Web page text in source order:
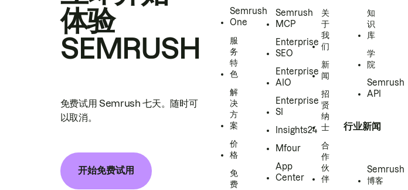
体验
SEMRUSH
免费试用 Semrush 七天。随时可
以取消。
开始免费试用
Semrush
One
服
务
特
色
解
决
方
案
价
格
免
费
Semrush
MCP
Enterprise
SEO
Enterprise
AIO
Enterprise
SI
Insights24
Mfour
App
Center
关
于
我
们
新
闻
招
贤
纳
士
合
作
伙
伴
知
识
库
学
院
Semrush
API
行业新闻
Semrush
博客